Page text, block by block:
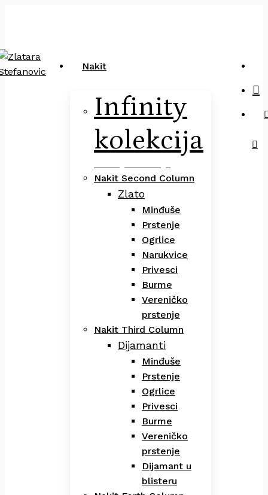
content
Nakit
Infinity
kolekcija
Nakit Second Column
Zlato
Minđuše
Prstenje
Ogrlice
Narukvice
Privesci
Burme
Vereničko
prstenje
Nakit Third Column
Dijamanti
Minđuše
Prstenje
Ogrlice
Privesci
Burme
Vereničko
prstenje
Dijamant u
blisteru